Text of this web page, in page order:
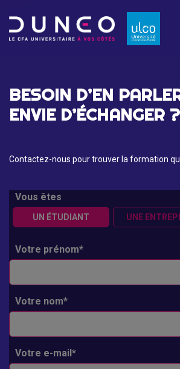
BESOIN D’EN
ENVIE D’ÉCHANGER ?
Contactez-nous pour trouver la formation
Vous êtes
UN ÉTUDIANT UNE
Votre prénom*
Votre nom*
Votre e-mail*